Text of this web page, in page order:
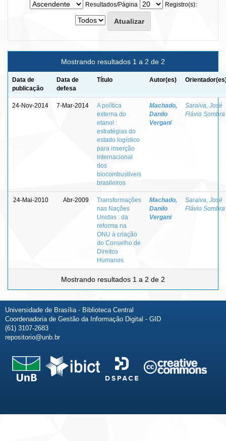
Resultados/Página
Registro(s):
Mostrando resultados 1 a 2 de 2
Data de
publicação
Data de
defesa
Título Autor(es)
24-Nov-2014 7-Mar-2014
A política
externa do
etanol :
estratégias do
estado logístico
para inserção
internacional
dos
biocombustíveis
brasileiros
Machado,
Danilo
Vergani
Saraiva, José
Flávio Sombra
24-Mai-2010 Abr-2009
Transformações
nas Nações
Unidas : da
reforma na
ONU à criação
do Conselho de
Direitos
Humanos
Machado,
Danilo
Vergani
Saraiva, José
Flávio Sombra
Mostrando resultados 1 a 2 de 2
Universidade de Brasília - Biblioteca Central
Coordenadoria de Gestão da Informação Digital - GID
(61) 3107-2683
repositorio@unb.br